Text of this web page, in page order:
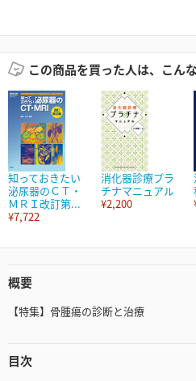
この商品を買った人は、こん
知っておきたい
泌尿器のＣＴ・
ＭＲＩ改訂第...
¥7,722
消化器診療プラ
チナマニュアル
¥2,200
概要
【特集】骨腫瘍の診断と治療
目次